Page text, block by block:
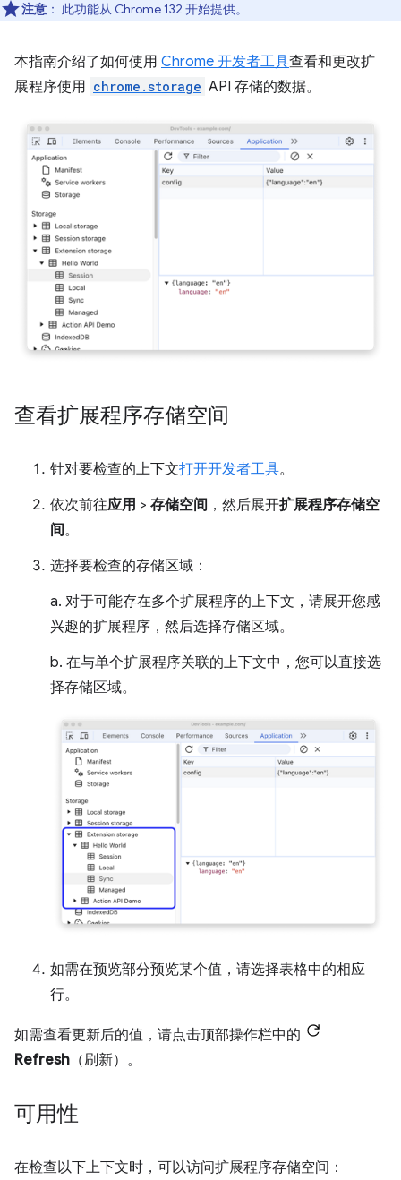
注意 ： 此功能从 Chrome 132 开始提供。
本指南介绍了如何使用 Chrome 开发者工具查看和更改扩
展程序使用 chrome.storage API 存储的数据。
查看扩展程序存储空间
针对要检查的上下文打开开发者工具。
依次前往应用 > 存储空间 ，然后展开扩展程序存储空
间。
选择要检查的存储区域：
a. 对于可能存在多个扩展程序的上下文，请展开您感
兴趣的扩展程序，然后选择存储区域。
b. 在与单个扩展程序关联的上下文中，您可以直接选
择存储区域。
如需在预览部分预览某个值，请选择表格中的相应
行。
如需查看更新后的值，请点击顶部操作栏中的
Refresh （刷新）。
可用性
在检查以下上下文时，可以访问扩展程序存储空间：